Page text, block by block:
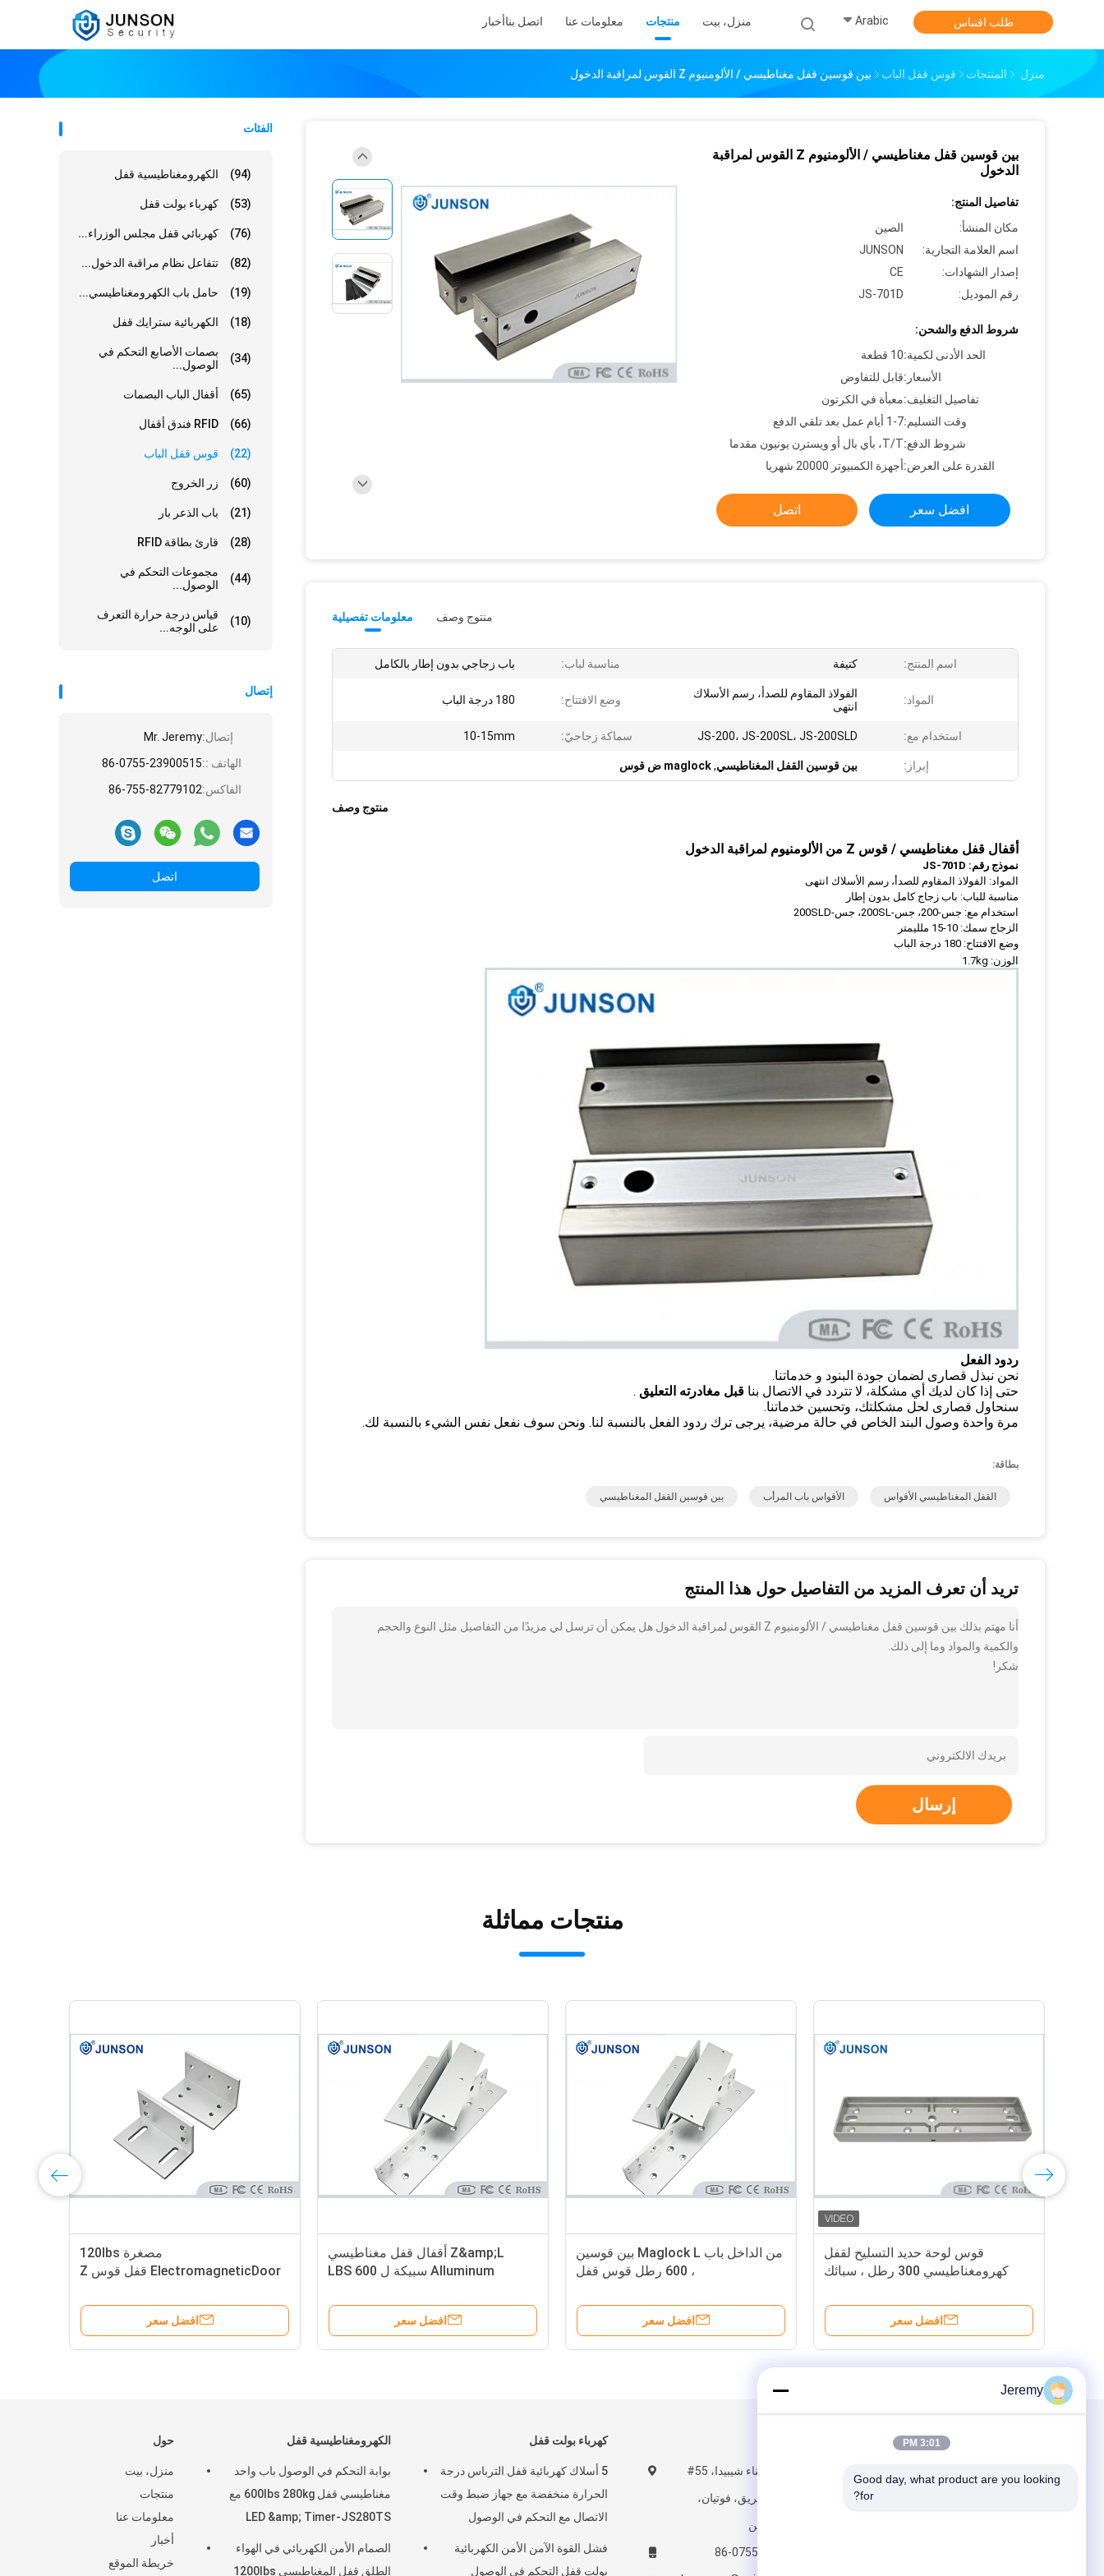
منزل، بيت منتجات معلومات عنا اتصل بناأخبار Arabic طلب اقتباس
منزل المنتجات قوس قفل الباب بين قوسين قفل مغناطيسي / الألومنيوم Z القوس لمراقبة الدخول
الفئات
الكهرومغناطيسية قفل (94)
كهرباء بولت قفل (53)
كهربائي قفل مجلس الوزراء... (76)
تتفاعل نظام مراقبة الدخول... (82)
حامل باب الكهرومغناطيسي... (19)
الكهربائية سترايك قفل (18)
بصمات الأصابع التحكم في
الوصول...
(34)
أقفال الباب البصمات (65)
RFID فندق أقفال (66)
قوس قفل الباب (22)
زر الخروج (60)
باب الذعر بار (21)
قارئ بطاقة RFID (28)
مجموعات التحكم في
الوصول...
(44)
قياس درجة حرارة التعرف
على الوجه...
(10)
إتصال
إتصال:Mr. Jeremy
الهاتف ::86-0755-23900515
الفاكس:86-755-82779102
اتصل
بين قوسين قفل مغناطيسي / الألومنيوم Z القوس لمراقبة
الدخول
تفاصيل المنتج:
مكان المنشأ:
الصين
اسم العلامة التجارية:
JUNSON
إصدار الشهادات:
CE
رقم الموديل:
JS-701D
شروط الدفع والشحن:
الحد الأدنى لكمية:10 قطعة
الأسعار:قابل للتفاوض
تفاصيل التغليف:معبأة في الكرتون
وقت التسليم:1-7 أيام عمل بعد تلقي الدفع
شروط الدفع:T/T، بأي بال أو ويسترن يونيون مقدما
القدرة على العرض:أجهزة الكمبيوتر 20000 شهريا
افضل سعر اتصل
معلومات تفصيلية منتوج وصف
اسم المنتج: كتيفة مناسبة لباب: باب زجاجي بدون إطار بالكامل
المواد:
الفولاذ المقاوم للصدأ، رسم الأسلاك
انتهى
وضع الافتتاح: 180 درجة الباب
استخدام مع: JS-200، JS-200SL، JS-200SLD سماكة زجاجيّ: 10-15mm
إبراز: بين قوسين القفل المغناطيسي,maglock ض قوس
منتوج وصف
أقفال قفل مغناطيسي / قوس Z من الألومنيوم لمراقبة الدخول
نموذج رقم: JS-701D
المواد: الفولاذ المقاوم للصدأ، رسم الأسلاك انتهى
مناسبة للباب: باب زجاج كامل بدون إطار
استخدام مع: جس-200، جس-200SL، جس-200SLD
الزجاج سمك: 10-15 ملليمتر
وضع الافتتاح: 180 درجة الباب
الوزن: 1.7kg
ردود الفعل
نحن نبذل قصارى لضمان جودة البنود و خدماتنا.
حتى إذا كان لديك أي مشكلة، لا تتردد في الاتصال بنا قبل مغادرته التعليق .
سنحاول قصارى لحل مشكلتك، وتحسين خدماتنا.
مرة واحدة وصول البند الخاص في حالة مرضية، يرجى ترك ردود الفعل بالنسبة لنا. ونحن سوف نفعل نفس الشيء بالنسبة لك.
بطاقة:
القفل المغناطيسي الأقواس الأقواس باب المرأب بين قوسين القفل المغناطيسي
تريد أن تعرف المزيد من التفاصيل حول هذا المنتج
أنا مهتم بذلك بين قوسين قفل مغناطيسي / الألومنيوم Z القوس لمراقبة الدخول هل يمكن أن ترسل لي مزيدًا من التفاصيل مثل النوع والحجم
والكمية والمواد وما إلى ذلك.
شكر!
إرسال
منتجات مماثلة
قوس لوحة حديد التسليح لقفل
كهرومغناطيسي 300 رطل ، سبائك
افضل سعر
من الداخل باب Maglock L بين قوسين
، 600 رطل قوس قفل
افضل سعر
Z&amp;L أقفال قفل مغناطيسي
Alluminum سبيكة ل 600 LBS
افضل سعر
مصغرة 120lbs
ElectromagneticDoor قفل قوس Z
افضل سعر
حول
منزل، بيت
منتجات
معلومات عنا
أخبار
خريطة الموقع
الكهرومغناطيسية قفل
بوابة التحكم في الوصول باب واحد
مغناطيسي قفل 600lbs 280kg مع
LED &amp; Timer-JS280TS
الصمام الأمن الكهربائي في الهواء
الطلق قفل المغناطيسي 1200lbs
كهرباء بولت قفل
5 أسلاك كهربائية قفل الترباس درجة
الحرارة منخفضة مع جهاز ضبط وقت
الاتصال مع التحكم في الوصول
فشل القوة الآمن الأمن الكهربائية
بولت قفل التحكم في الوصول
غرفة 608، بناء شيبيدا، 55#
تشن هوا الطريق، فوتيان،
شنتشن الصين
86-0755-23900515
Jeremy
3:01 PM
Good day, what product are you looking
for?